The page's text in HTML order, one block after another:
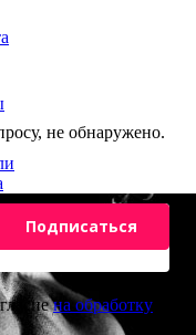
не обнаружено.
Подписаться
на обработку